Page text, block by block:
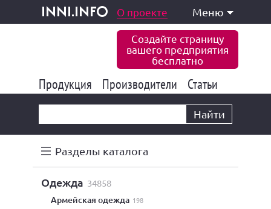
inni.info
и услуги О проекте Меню
Создайте страницу
вашего предприятия
бесплатно
Продукция 177 845
Производители 6 776
Статьи
Найти
Разделы каталога
одежда 34858
армейская одежда 198